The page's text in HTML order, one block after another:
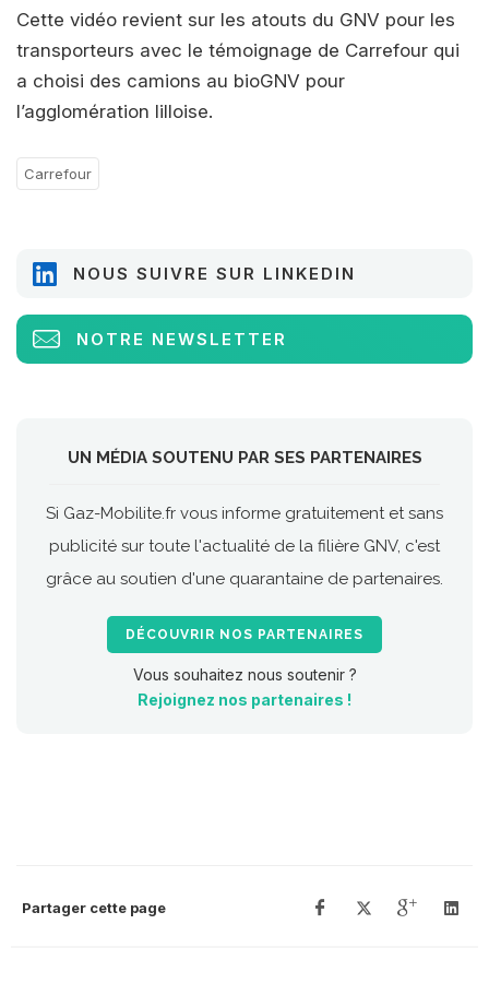
Cette vidéo revient sur les atouts du GNV pour les
transporteurs avec le témoignage de Carrefour qui
a choisi des camions au bioGNV pour
l’agglomération lilloise.
Carrefour
NOUS SUIVRE SUR LINKEDIN
NOTRE NEWSLETTER
UN MÉDIA SOUTENU PAR SES PARTENAIRES
Si Gaz-Mobilite.fr vous informe gratuitement et sans
publicité sur toute l'actualité de la filière GNV, c'est
grâce au soutien d'une quarantaine de partenaires.
DÉCOUVRIR NOS PARTENAIRES
Vous souhaitez nous soutenir ?
Rejoignez nos partenaires !
Partager cette page